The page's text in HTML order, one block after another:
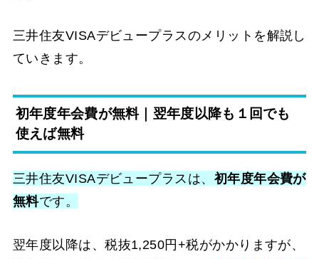
三井住友VISAデビュープラスのメリットを解説し
ていきます。
初年度年会費が無料｜翌年度以降も１回でも
使えば無料
三井住友VISAデビュープラスは、 初年度年会費が
無料です。
翌年度以降は、税抜1,250円+税がかかりますが、